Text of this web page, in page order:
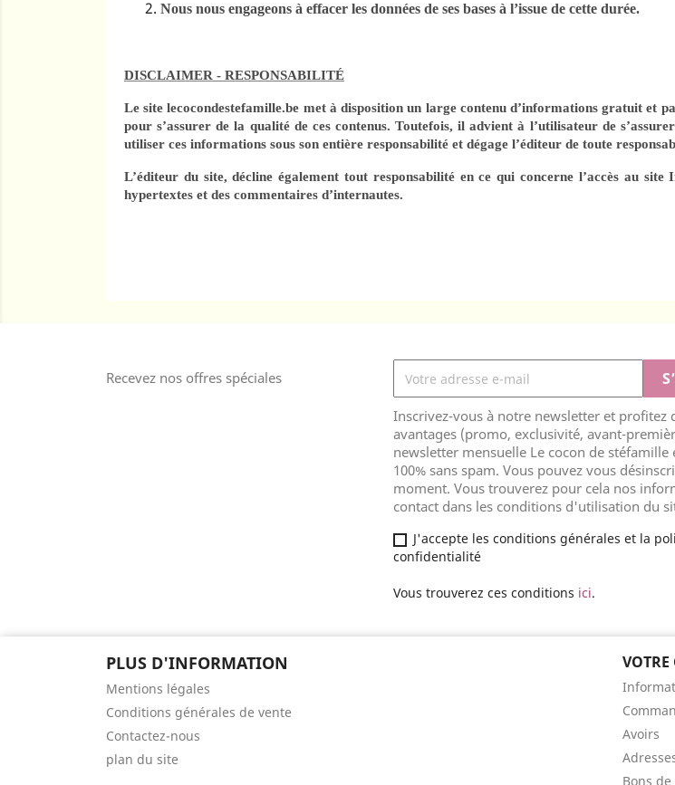
Nous nous engageons à effacer les données de ses bases à l’issue de cette durée.
DISCLAIMER - RESPONSABILITÉ
Le site lecocondestefamille.be met à disposition un large contenu d’informations gratuit et
pour s’assurer de la qualité de ces contenus. Toutefois, il advient à l’utilisateur de
utiliser ces informations sous son entière responsabilité et dégage l’éditeur de toute
L’éditeur du site, décline également tout responsabilité en ce qui concerne l’accès au
hypertextes et des commentaires d’internautes.
Recevez nos offres spéciales
Inscrivez-vous à notre newsletter et profitez
avantages (promo, exclusivité, avant-
newsletter mensuelle Le cocon de stéfamille
100% sans spam. Vous pouvez vous
moment. Vous trouverez pour cela nos
contact dans les conditions d'utilisation du
J'accepte les conditions générales et la
confidentialité
Vous trouverez ces conditions ici.
PLUS D'INFORMATION
Mentions légales
Conditions générales de vente
Contactez-nous
plan du site
VOTRE
Avoirs
Bons